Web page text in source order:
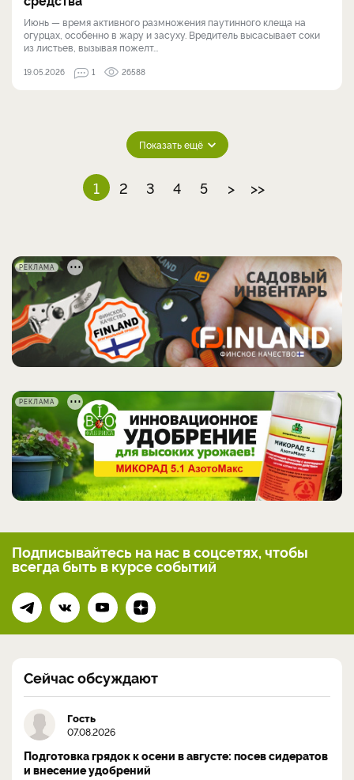
Июнь — время активного размножения паутинного клеща на
огурцах, особенно в жару и засуху. Вредитель высасывает соки
из листьев, вызывая пожелт...
19.05.2026 1 26588
Показать ещё
1 2 3 4 5 > >>
РЕКЛАМА
РЕКЛАМА
Подписывайтесь на нас в соцсетях, чтобы
всегдабыть в курсе событий
Сейчас обсуждают
Гость
07.08.2026
Подготовка грядок к осени в августе: посев сидератов
и внесение удобрений